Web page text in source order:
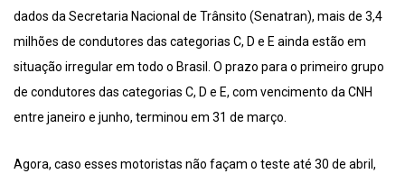
dados da Secretaria Nacional de Trânsito (Senatran), mais de 3,4
milhões de condutores das categorias C, D e E ainda estão em
situação irregular em todo o Brasil. O prazo para o primeiro grupo
de condutores das categorias C, D e E, com vencimento da CNH
entre janeiro e junho, terminou em 31 de março.
Agora, caso esses motoristas não façam o teste até 30 de abril,